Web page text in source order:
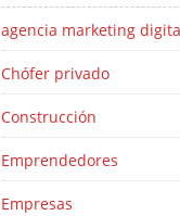
agencia marketing
Chófer privado
Construcción
Emprendedores
Empresas